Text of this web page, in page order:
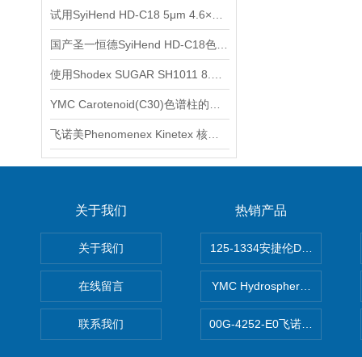
关于我们
关于我们
在线留言
联系我们
热销产品
125-1334安捷伦DB-624色谱
YMC Hydrosphere C18亲水
00G-4252-E0飞诺美Luna